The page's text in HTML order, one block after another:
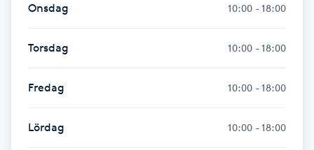
Onsdag 10:00 - 18:00
Torsdag 10:00 - 18:00
Fredag 10:00 - 18:00
Lördag 10:00 - 18:00